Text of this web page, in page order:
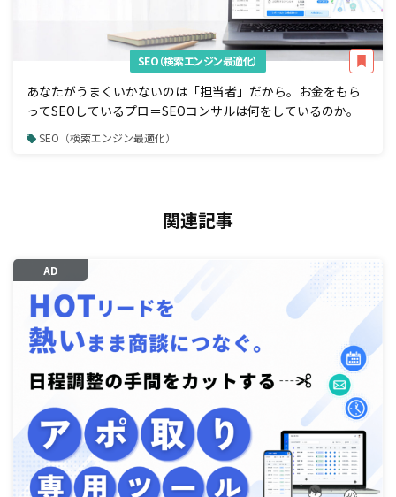
SEO（検索エンジン最適化）
あなたがうまくいかないのは「担当者」だから。お金をもら
ってSEOしているプロ＝SEOコンサルは何をしているのか。
SEO（検索エンジン最適化）
関連記事
AD